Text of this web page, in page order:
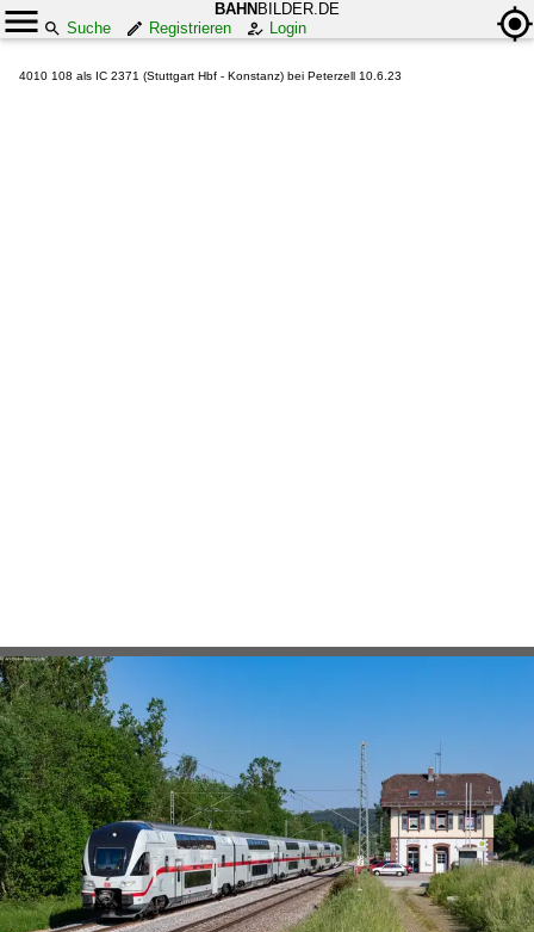
BAHN BILDER.DE
Suche
Registrieren Login
4010 108 als IC 2371 (Stuttgart Hbf - Konstanz) bei Peterzell 10.6.23